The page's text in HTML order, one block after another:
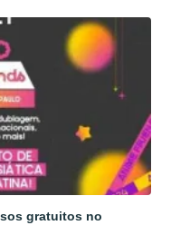
gratuitos no